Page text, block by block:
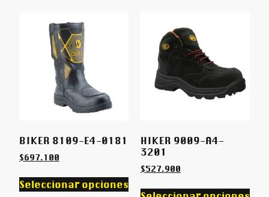
BIKER 8109-E4-0181
$697.100
Seleccionar opciones
HIKER 9009-A4-
3201
$527.900